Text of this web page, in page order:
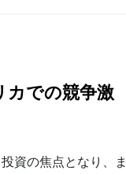
カでの競争激
資の焦点となり、ま